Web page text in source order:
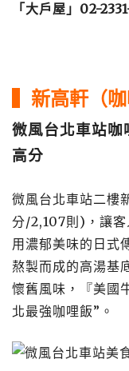
「大戶屋」 02-
▍新高軒（咖
微風台北車站咖
高分
微風台北車站二樓
分/2,107則)，讓客
用濃郁美味的日式
熬製而成的高湯基
懷舊風味，『美國
北最強咖哩飯”。